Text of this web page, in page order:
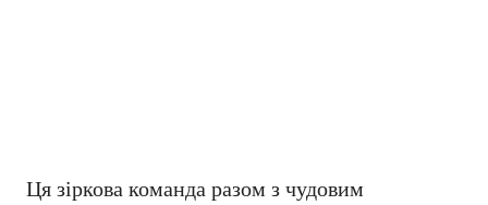
Ця зіркова команда разом з чудовим